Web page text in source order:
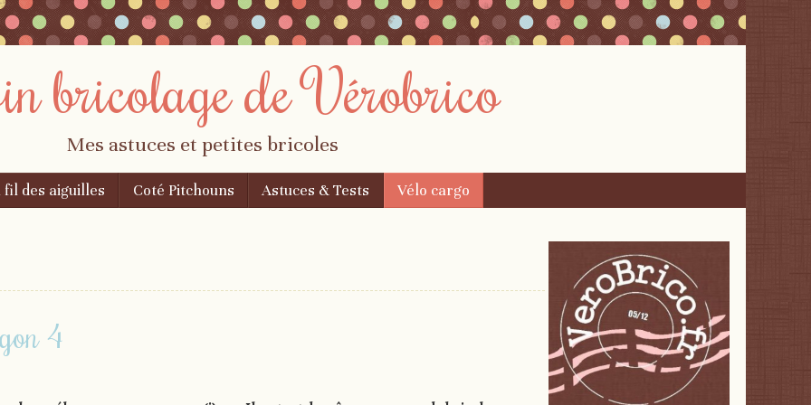
bricolage de Vérobrico
Mes astuces et petites bricoles
fil des aiguilles Coté Pitchouns Astuces & Tests Vélo cargo
4